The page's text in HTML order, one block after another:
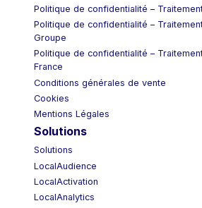
Politique de confidentialité –
Politique de confidentialité –
Groupe
Politique de confidentialité –
France
Conditions générales de vente
Cookies
Mentions Légales
Solutions
Solutions
LocalAudience
LocalActivation
LocalAnalytics